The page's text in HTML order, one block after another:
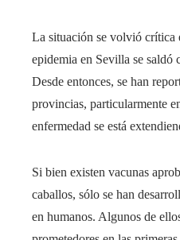
La situación se volvió crítica
epidemia en Sevilla se saldó
Desde entonces, se han
provincias, particularmente
enfermedad se está
Si bien existen vacunas
caballos, sólo se han
en humanos. Algunos de